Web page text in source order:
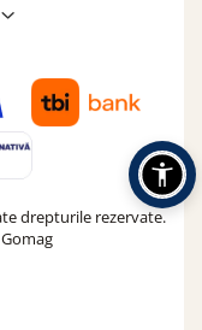
drepturile rezervate.